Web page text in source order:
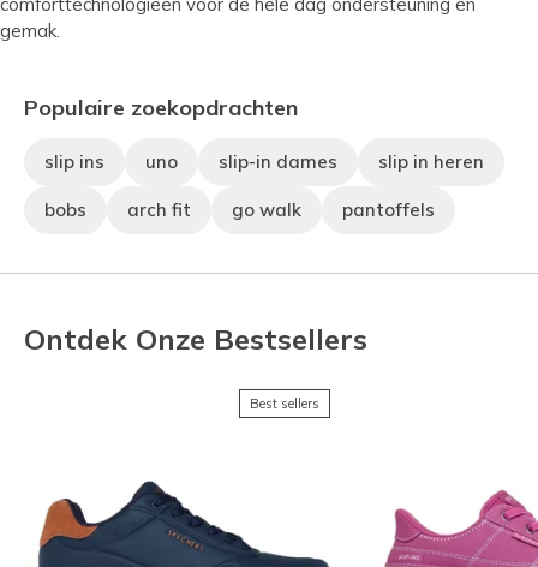
gemak.
Populaire zoekopdrachten
slip ins uno slip-in dames slip in heren
bobs arch fit go walk pantoffels
Ontdek Onze Bestsellers
Best sellers